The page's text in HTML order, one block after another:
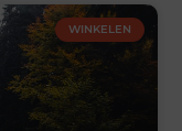
WINKELEN